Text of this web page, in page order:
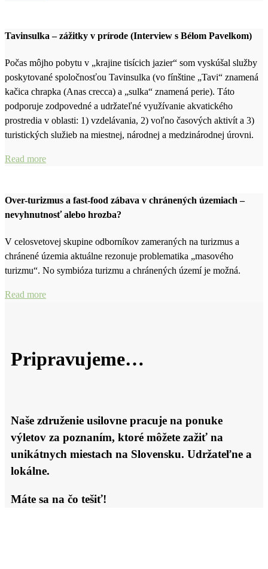
Tavinsulka – zážitky v prírode (Interview s Bélom Pavelkom)
Počas môjho pobytu v „krajine tisícich jazier“ som vyskúšal služby
poskytované spoločnosťou Tavinsulka (vo fínštine „Tavi“ znamená
kačica chrapka (Anas crecca) a „sulka“ znamená perie). Táto
podporuje zodpovedné a udržateľné využívanie akvatického
prostredia v oblasti: 1) vzdelávania, 2) voľno časových aktivít a 3)
turistických služieb na miestnej, národnej a medzinárodnej úrovni.
Read more
Over-turizmus a fast-food zábava v chránených územiach –
nevyhnutnosť alebo hrozba?
V celosvetovej skupine odborníkov zameraných na turizmus a
chránené územia aktuálne rezonuje problematika „masového
turizmu“. No symbióza turizmu a chránených území je možná.
Read more
Pripravujeme…
Naše združenie usilovne pracuje na ponuke
výletov za poznaním, ktoré môžete zažiť na
unikátnych miestach na Slovensku. Udržateľne a
lokálne.
Máte sa na čo tešiť!